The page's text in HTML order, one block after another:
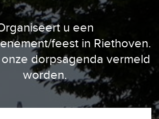
u een
feest in Riethoven.
dorpsagenda vermeld
worden.